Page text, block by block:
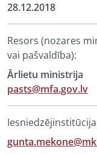
28.12.2018
Resors (nozares
vai pašvaldība):
Ārlietu ministrija
pasts@mfa.gov.lv